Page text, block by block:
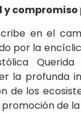
y
en el
por la
Querida
la profunda
de los
de